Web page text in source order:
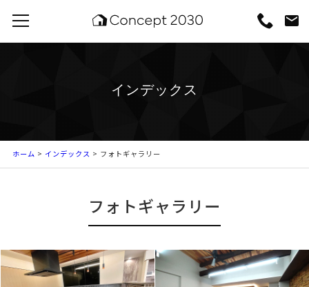
インデックス
ホーム > インデックス > フォトギャラリー
フォトギャラリー